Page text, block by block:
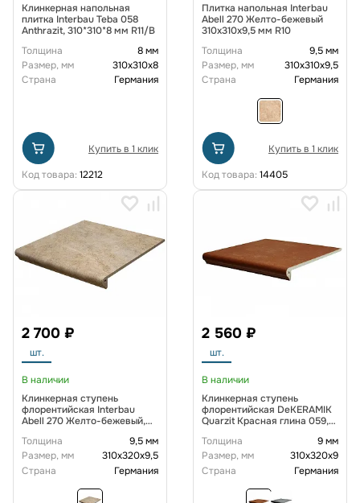
Клинкерная напольная
плитка Interbau Teba 058
Anthrazit, 310*310*8 мм R11/B
Толщина
8 мм
Размер, мм
310х310х8
Страна
Германия
Купить в 1 клик
Код товара: 12212
Плитка напольная Interbau
Abell 270 Желто-бежевый
310x310х9,5 мм R10
Толщина
9,5 мм
Размер, мм
310х310х9,5
Страна
Германия
Купить в 1 клик
Код товара: 14405
2 700 ₽
шт.
В наличии
Клинкерная ступень
флорентийская Interbau
Abell 270 Желто-бежевый,
Толщина
9,5 мм
Размер, мм
310х320х9,5
Страна
Германия
2 560 ₽
шт.
В наличии
Клинкерная ступень
флорентийская DeKERAMIK
Quarzit Красная глина 059,
Толщина
9 мм
Размер, мм
310х320х9
Страна
Германия